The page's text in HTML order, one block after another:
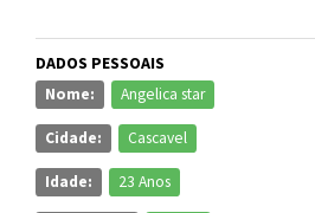
DADOS PESSOAIS
Nome: Angelica star
Cidade: Cascavel
Idade: 23 Anos